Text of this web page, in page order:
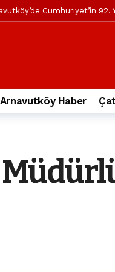
Cumhuriyet’in 92.
Taşoluk’ta seyir
İmrahor Mahallesi
kaydı: 3 hafriyat
Havalimanı yolundaki
Belediyesi’ne su
Arnavutköy Haber